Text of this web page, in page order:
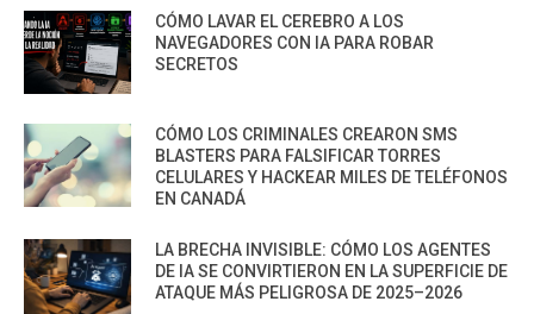
CÓMO LAVAR EL CEREBRO A LOS
NAVEGADORES CON IA PARA ROBAR
SECRETOS
CÓMO LOS CRIMINALES CREARON SMS
BLASTERS PARA FALSIFICAR TORRES
CELULARES Y HACKEAR MILES DE TELÉFONOS
EN CANADÁ
LA BRECHA INVISIBLE: CÓMO LOS AGENTES
DE IA SE CONVIRTIERON EN LA SUPERFICIE DE
ATAQUE MÁS PELIGROSA DE 2025–2026